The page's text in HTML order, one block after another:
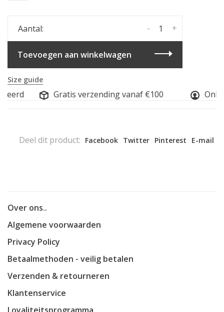
Aantal: +
-
Toevoegen aan winkelwagen
Size guide
Gratis verzending vanaf €100 Online
Deel dit product: Facebook Twitter Pinterest E-mail
Over ons..
Algemene voorwaarden
Privacy Policy
Betaalmethoden - veilig betalen
Verzenden & retourneren
Klantenservice